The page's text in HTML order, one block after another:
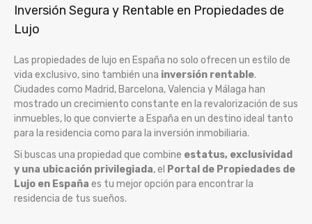
Inversión Segura y Rentable en Propiedades de
Lujo
Las propiedades de lujo en España no solo ofrecen un estilo de
vida exclusivo, sino también una inversión rentable.
Ciudades como Madrid, Barcelona, Valencia y Málaga han
mostrado un crecimiento constante en la revalorización de sus
inmuebles, lo que convierte a España en un destino ideal tanto
para la residencia como para la inversión inmobiliaria.
Si buscas una propiedad que combine estatus, exclusividad
y una ubicación privilegiada, el Portal de Propiedades de
Lujo en España es tu mejor opción para encontrar la
residencia de tus sueños.